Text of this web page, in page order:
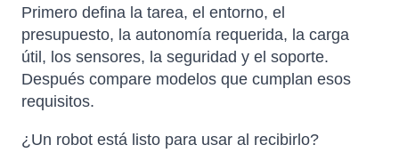
Primero defina la tarea, el entorno, el
presupuesto, la autonomía requerida, la carga
útil, los sensores, la seguridad y el soporte.
Después compare modelos que cumplan esos
requisitos.
¿Un robot está listo para usar al recibirlo?